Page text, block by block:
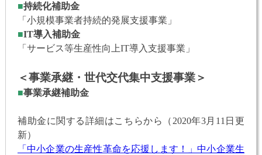
■持続化補助金
「小規模事業者持続的発展支援事業」
■IT導入補助金
「サービス等生産性向上IT導入支援事業」
＜事業承継・世代交代集中支援事業＞
■事業承継補助金
補助金に関する詳細はこちらから（2020年3月11日更
新）
「中小企業の生産性革命を応援します！」中小企業生